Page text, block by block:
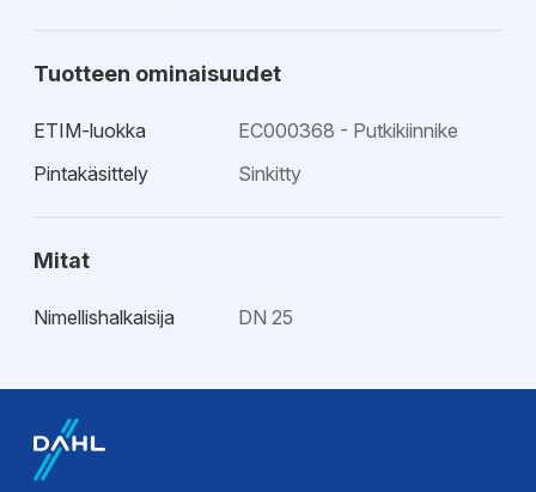
Tuotteen ominaisuudet
ETIM-luokka
EC000368 - Putkikiinnike
Pintakäsittely
Sinkitty
Mitat
Nimellishalkaisija DN 25